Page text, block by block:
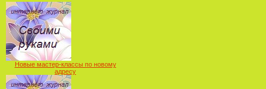
Новые мастер-классы по новому
адресу